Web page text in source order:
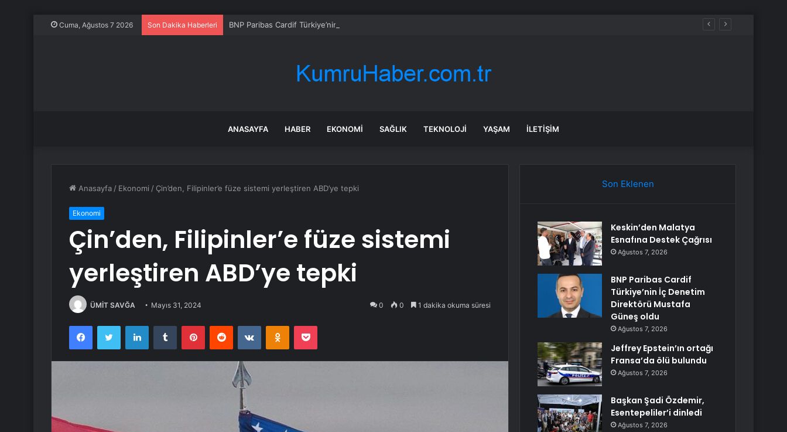
Cuma, Ağustos 7 2026 Son Dakika Haberleri BNP Paribas Cardif Türkiye’nin İç Denetim Direktörü Mustafa Güneş oldu
ANASAYFA HABER EKONOMI SAĞLIK TEKNOLOJI YAŞAM İLETIŞIM
Anasayfa / Ekonomi / Çin’den, Filipinler’e füze sistemi yerleştiren ABD’ye tepki
Ekonomi
Çin’den, Filipinler’e füze sistemi
yerleştiren ABD’ye tepki
ÜMİT SAVĞA Mayıs 31, 2024 0 0 1 dakika okuma süresi
FacebookTwitter LinkedInTumblr PinterestReddit VKontakteOdnoklassniki
Pocket
Son Eklenen
Keskin’den Malatya
Esnafına Destek Çağrısı
Ağustos 7, 2026
BNP Paribas Cardif
Türkiye’nin İç Denetim
Direktörü Mustafa
Güneş oldu
Ağustos 7, 2026
Jeffrey Epstein’ın ortağı
Fransa’da ölü bulundu
Ağustos 7, 2026
Başkan Şadi Özdemir,
Esentepeliler’i dinledi
Ağustos 7, 2026